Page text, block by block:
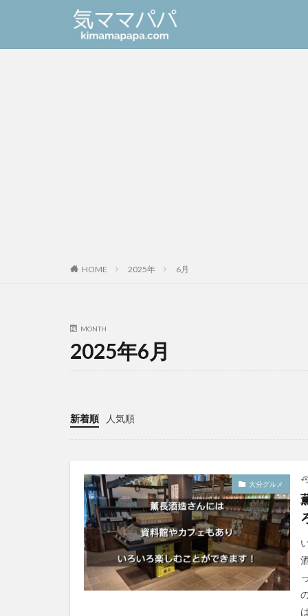
HOME 2025年 6月
MONTH
2025年6月
新着順 人気順
大分グルメ